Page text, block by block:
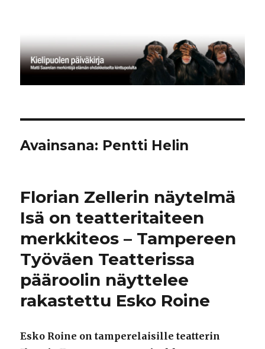
Avainsana: Pentti Helin
Florian Zellerin näytelmä
Isä on teatteritaiteen
merkkiteos – Tampereen
Työväen Teatterissa
pääroolin näyttelee
rakastettu Esko Roine
Esko Roine on tamperelaisille teatterin